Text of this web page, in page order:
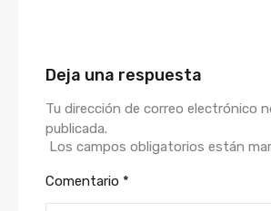
Deja una respuesta
Tu dirección de correo electrónico
publicada.
Los campos obligatorios están
Comentario *